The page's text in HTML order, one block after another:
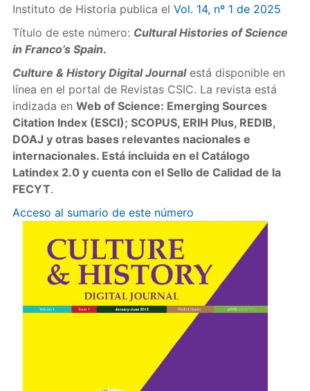
Instituto de Historia publica el Vol. 14, nº 1 de 2025
Título de este número: Cultural Histories of Science
in Franco’s Spain.
Culture & History Digital Journalestá disponible en
línea en el portal de Revistas CSIC. La revista está
indizada en Web of Science: Emerging Sources
Citation Index (ESCI); SCOPUS, ERIH Plus, REDIB,
DOAJ y otras bases relevantes nacionales e
internacionales. Está incluida en el Catálogo
Latindex 2.0 y cuenta con el Sello de Calidad de la
FECYT.
Acceso al sumario de este número